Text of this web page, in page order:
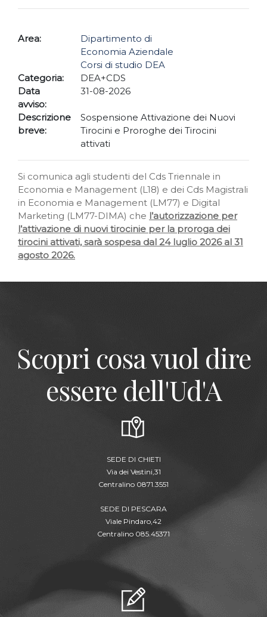
Area:
Dipartimento di
Economia Aziendale
Corsi di studio DEA
Categoria:
DEA+CDS
Data
avviso:
31-08-2026
Descrizione
breve:
Sospensione Attivazione dei Nuovi
Tirocini e Proroghe dei Tirocini
attivati
Si comunica agli studenti del Cds Triennale in
Economia e Management (L18) e dei Cds Magistrali
in Economia e Management (LM77) e Digital
Marketing (LM77-DIMA) che l’autorizzazione per
l’attivazione di nuovi tirocinie per la proroga dei
tirocini attivati, sarà sospesa dal 24 luglio 2026 al 31
agosto 2026.
Scopri cosa vuol dire
essere dell'Ud'A
SEDE DI CHIETI
Via dei Vestini,31
Centralino 0871.3551
SEDE DI PESCARA
Viale Pindaro,42
Centralino 085.45371